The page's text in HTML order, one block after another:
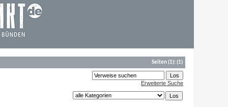
Seiten(1):(1)
Erweiterte Suche